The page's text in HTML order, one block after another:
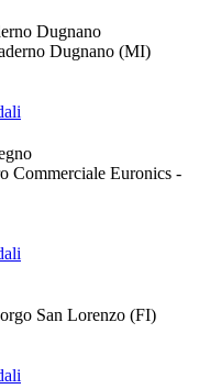
Dugnano
Dugnano (MI)
Commerciale Euronics -
San Lorenzo (FI)